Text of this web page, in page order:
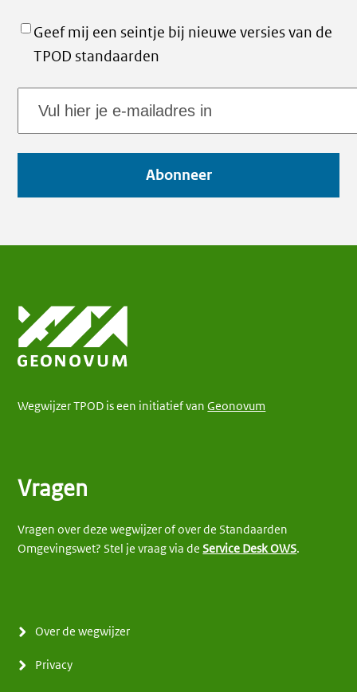
Geef mij een seintje bij nieuwe versies van de
TPOD standaarden
Abonneer
Wegwijzer TPOD is een initiatief vanGeonovum
Vragen
Vragen over deze wegwijzer of over de Standaarden
Omgevingswet? Stel je vraag via deService Desk OWS.
Over de wegwijzer
Privacy